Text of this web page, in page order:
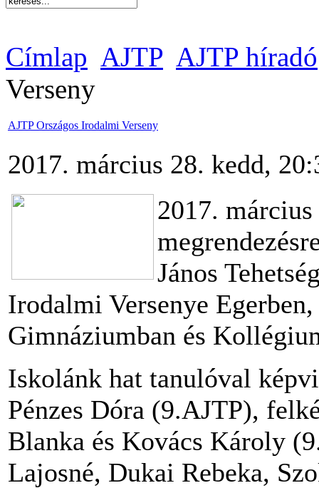
Címlap AJTP AJTP híradó
Verseny
AJTP Országos Irodalmi Verseny
2017. március 28. kedd,
2017.
János
Irodalmi Versenye
Gimnáziumban és
Iskolánk hat tanulóval
Pénzes Dóra (9.AJTP),
Blanka és Kovács Károly
Lajosné, Dukai Rebeka,